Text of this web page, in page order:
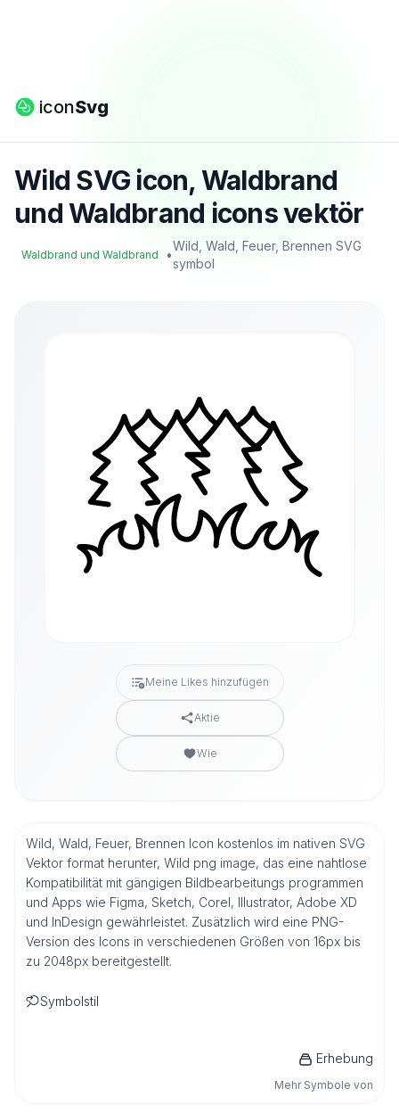
iconSvg
Wild SVG icon, Waldbrand
und Waldbrand icons vektör
Waldbrand und Waldbrand •
Wild, Wald, Feuer, Brennen SVG
symbol
Meine Likes hinzufügen
Aktie
Wie
Wild, Wald, Feuer, Brennen Icon kostenlos im nativen SVG
Vektor format herunter, Wild png image, das eine nahtlose
Kompatibilität mit gängigen Bildbearbeitungs programmen
und Apps wie Figma, Sketch, Corel, Illustrator, Adobe XD
und InDesign gewährleistet. Zusätzlich wird eine PNG-
Version des Icons in verschiedenen Größen von 16px bis
zu 2048px bereitgestellt.
Symbolstil
Erhebung
Mehr Symbole von